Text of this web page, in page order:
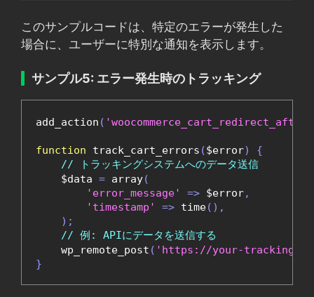
このサンプルコードは、特定のエラーが発生した
場合に、ユーザーに特別な通知を表示します。
サンプル5: エラー発生時のトラッキング
add_action (
function track_cart_errors ($error)
{
// トラッキングシステムへのデータ送信
    $data
= array(
'error_message'
=> $error,
'timestamp'
=> time(),
);
// 例: APIにデータを送信する
    wp_remote_post
( 'https://your-tracking-
}